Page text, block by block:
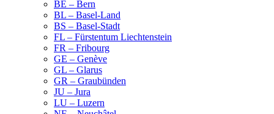
BE – Bern
BL – Basel-Land
BS – Basel-Stadt
FL – Fürstentum Liechtenstein
FR – Fribourg
GE – Genève
GL – Glarus
GR – Graubünden
JU – Jura
LU – Luzern